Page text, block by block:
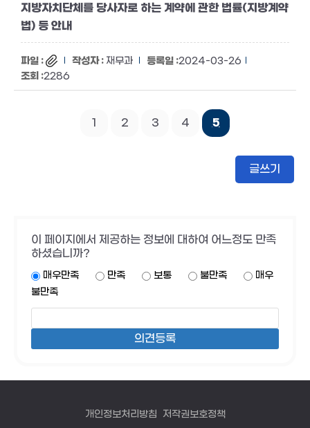
지방자치단체를 당사자로 하는 계약에 관한 법률(지방계약
법) 등 안내
재무과
2024-03-26
2286
1 2 3 4 5
글쓰기
이 페이지에서 제공하는 정보에 대하여 어느정도 만족
하셨습니까?
매우만족 만족 보통 불만족
매우
불만족
개인정보처리방침 저작권보호정책